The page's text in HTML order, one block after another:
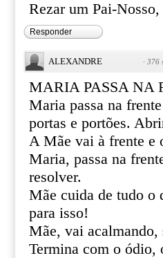
Rezar um Pai-
Responder
ALEXANDRE · 376
MARIA PASSA NA
Maria passa na
portas e portões.
A Mãe vai à frente e
Maria, passa na
resolver.
Mãe cuida de tudo o
para isso!
Mãe, vai acalmando,
Termina com o ódio,